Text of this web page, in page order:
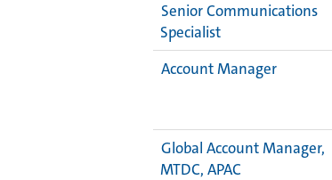
Senior Communications
Specialist
Account Manager
Global Account Manager,
MTDC, APAC